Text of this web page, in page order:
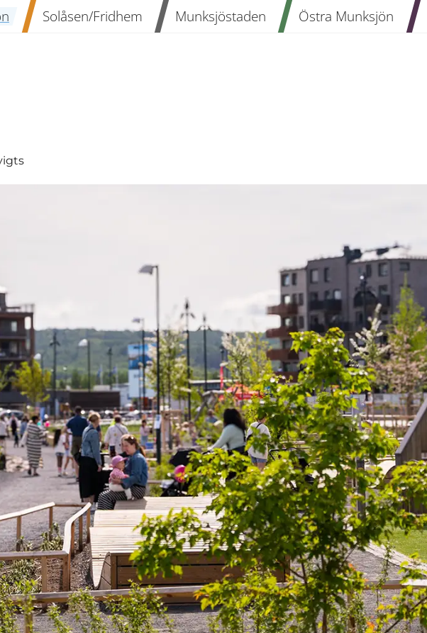
Solåsen/Fridhem Munksjöstaden Östra Munksjön